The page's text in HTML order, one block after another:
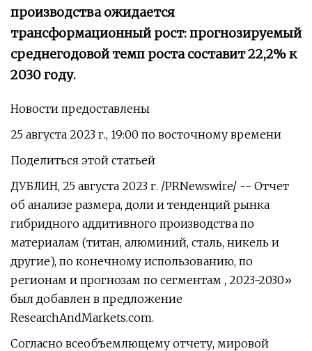
производства ожидается
трансформационный рост: прогнозируемый
среднегодовой темп роста составит 22,2% к
2030 году.
Новости предоставлены
25 августа 2023 г., 19:00 по восточному времени
Поделиться этой статьей
ДУБЛИН, 25 августа 2023 г. /PRNewswire/ -- Отчет
об анализе размера, доли и тенденций рынка
гибридного аддитивного производства по
материалам (титан, алюминий, сталь, никель и
другие), по конечному использованию, по
регионам и прогнозам по сегментам , 2023-2030»
был добавлен в предложение
ResearchAndMarkets.com.
Согласно всеобъемлющему отчету, мировой